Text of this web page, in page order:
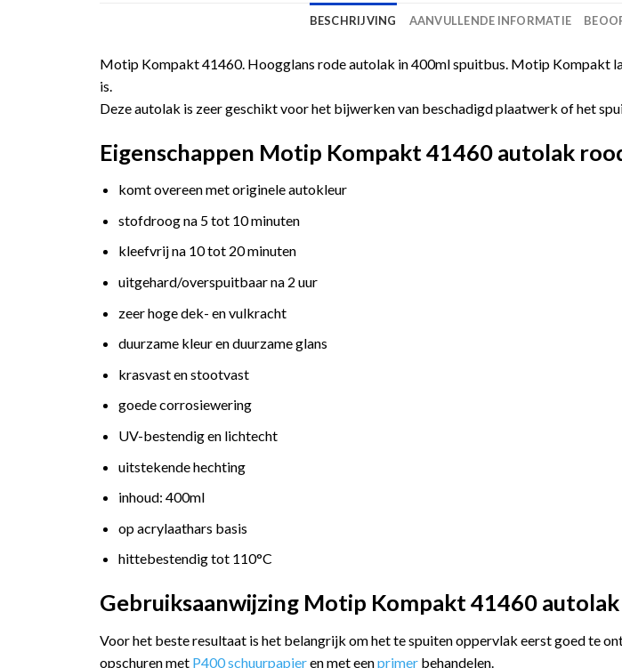
BESCHRIJVING AANVULLENDE INFORMATIE
Motip Kompakt 41460. Hoogglans rode autolak in 400ml spuitbus. Motip Kompakt
is.
Deze autolak is zeer geschikt voor het bijwerken van beschadigd plaatwerk of het
Eigenschappen Motip Kompakt 41460 autolak
komt overeen met originele autokleur
stofdroog na 5 tot 10 minuten
kleefvrij na 10 tot 20 minuten
uitgehard/overspuitbaar na 2 uur
zeer hoge dek- en vulkracht
duurzame kleur en duurzame glans
krasvast en stootvast
goede corrosiewering
UV-bestendig en lichtecht
uitstekende hechting
inhoud: 400ml
op acrylaathars basis
hittebestendig tot 110°C
Gebruiksaanwijzing Motip Kompakt 41460
Voor het beste resultaat is het belangrijk om het te spuiten oppervlak eerst goed te
opschuren met P400 schuurpapieren met eenprimer behandelen.